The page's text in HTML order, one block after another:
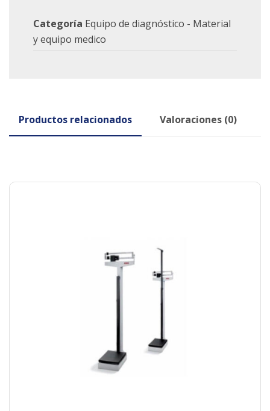
Categoría Equipo de diagnóstico - Material
y equipo medico
Productos relacionados Valoraciones (0)